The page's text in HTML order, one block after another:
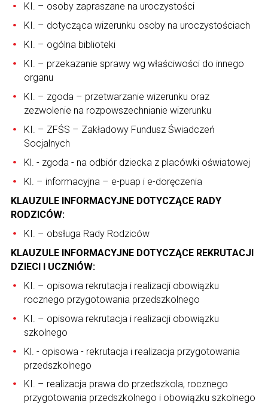
KI. – osoby zapraszane na uroczystości
KI. – dotycząca wizerunku osoby na uroczystościach
KI. – ogólna biblioteki
KI. – przekazanie sprawy wg właściwości do innego
organu
KI. – zgoda – przetwarzanie wizerunku oraz
zezwolenie na rozpowszechnianie wizerunku
KI. – ZFŚS – Zakładowy Fundusz Świadczeń
Socjalnych
Kl. - zgoda - na odbiór dziecka z placówki oświatowej
Kl. – informacyjna – e-puap i e-doręczenia
KLAUZULE INFORMACYJNE DOTYCZĄCE RADY
RODZICÓW:
KI. – obsługa Rady Rodziców
KLAUZULE INFORMACYJNE DOTYCZĄCE REKRUTACJI
DZIECI I UCZNIÓW:
KI. – opisowa rekrutacja i realizacji obowiązku
rocznego przygotowania przedszkolnego
KI. – opisowa rekrutacja i realizacji obowiązku
szkolnego
Kl. - opisowa - rekrutacja i realizacja przygotowania
przedszkolnego
KI. – realizacja prawa do przedszkola, rocznego
przygotowania przedszkolnego i obowiązku szkolnego